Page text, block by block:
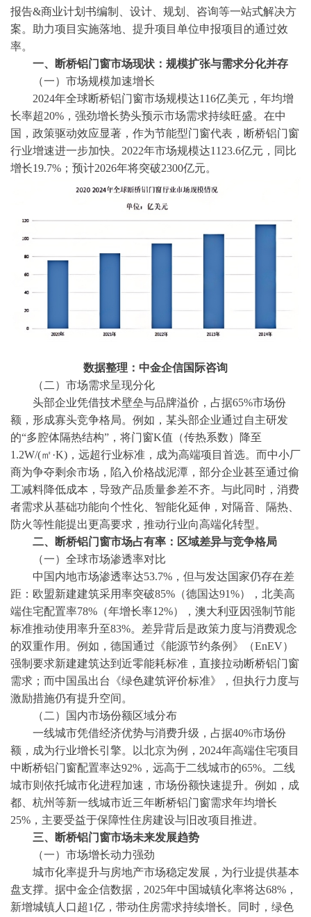
报告&商业计划书编制、设计、规划、咨询等一站式解决方
案。助力项目实施落地、提升项目单位申报项目的通过效
率。
一、断桥铝门窗市场现状：规模扩张与需求分化并存
（一）市场规模加速增长
2024年全球断桥铝门窗市场规模达116亿美元，年均增
长率超20%，强劲增长势头预示市场需求持续旺盛。在中
国，政策驱动效应显著，作为节能型门窗代表，断桥铝门窗
行业增速进一步加快。2022年市场规模达1123.6亿元，同比
增长19.7%；预计2026年将突破2300亿元。
数据整理：中金企信国际咨询
（二）市场需求呈现分化
头部企业凭借技术壁垒与品牌溢价，占据65%市场份
额，形成寡头竞争格局。例如，某头部企业通过自主研发
的“多腔体隔热结构”，将门窗K值（传热系数）降至
1.2W/(㎡·K)，远超行业标准，成为高端项目首选。而中小厂
商为争夺剩余市场，陷入价格战泥潭，部分企业甚至通过偷
工减料降低成本，导致产品质量参差不齐。与此同时，消费
者需求从基础功能向个性化、智能化延伸，对隔音、隔热、
防火等性能提出更高要求，推动行业向高端化转型。
二、断桥铝门窗市场占有率：区域差异与竞争格局
（一）全球市场渗透率对比
中国内地市场渗透率达53.7%，但与发达国家仍存在差
距：欧盟新建建筑采用率突破85%（德国达91%），北美高
端住宅配置率78%（年增长率12%），澳大利亚因强制节能
标准推动使用率升至83%。差异背后是政策力度与消费观念
的双重作用。例如，德国通过《能源节约条例》（EnEV）
强制要求新建建筑达到近零能耗标准，直接拉动断桥铝门窗
需求；而中国虽出台《绿色建筑评价标准》，但执行力度与
激励措施仍有提升空间。
（二）国内市场份额区域分布
一线城市凭借经济优势与消费升级，占据40%市场份
额，成为行业增长引擎。以北京为例，2024年高端住宅项目
中断桥铝门窗配置率达92%，远高于二线城市的65%。二线
城市则依托城市化进程加速，市场份额快速提升。例如，成
都、杭州等新一线城市近三年断桥铝门窗需求年均增长
25%，主要受益于保障性住房建设与旧改项目推进。
三、断桥铝门窗市场未来发展趋势
（一）市场增长动力强劲
城市化率提升与房地产市场稳定发展，为行业提供基本
盘支撑。据中金企信数据， 2025年中国城镇化率将达68%，
新增城镇人口超1亿，带动住房需求持续增长。同时，绿色